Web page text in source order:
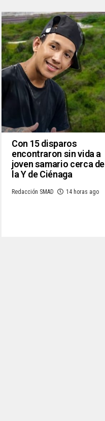
Con 15 disparos
encontraron sin vida a
joven samario cerca de
la Y de Ciénaga
Redacción SMAD 14 horas ago